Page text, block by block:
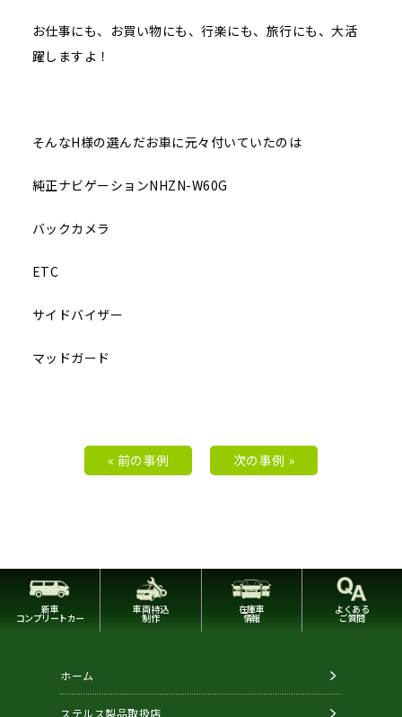
お仕事にも、お買い物にも、行楽にも、旅行にも、大活
躍しますよ！
そんなH様の選んだお車に元々付いていたのは
純正ナビゲーションNHZN-W60G
バックカメラ
ETC
サイドバイザー
マッドガード
« 前の事例 次の事例 »
新車
コンプリートカー
車両持込
制作
在庫車
情報
よくある
ご質問
ホーム
ステルス製品取扱店